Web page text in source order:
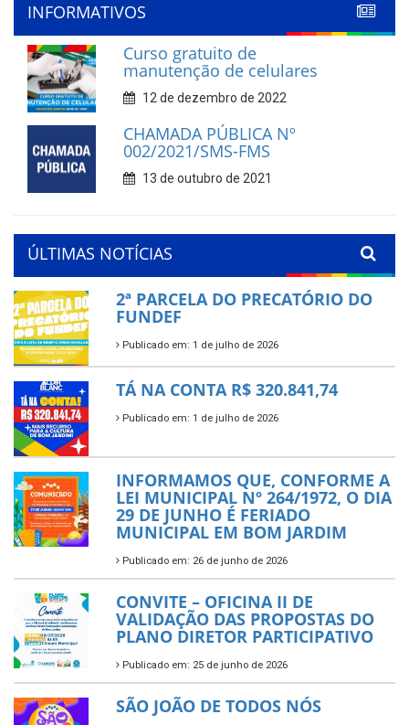
INFORMATIVOS
Curso gratuito de
manutenção de celulares
12 de dezembro de 2022
CHAMADA PÚBLICA Nº
002/2021/SMS-FMS
13 de outubro de 2021
ÚLTIMAS NOTÍCIAS
2ª PARCELA DO PRECATÓRIO DO
FUNDEF
Publicado em: 1 de julho de 2026
TÁ NA CONTA R$ 320.841,74
Publicado em: 1 de julho de 2026
INFORMAMOS QUE, CONFORME A
LEI MUNICIPAL Nº 264/1972, O DIA
29 DE JUNHO É FERIADO
MUNICIPAL EM BOM JARDIM
Publicado em: 26 de junho de 2026
CONVITE – OFICINA II DE
VALIDAÇÃO DAS PROPOSTAS DO
PLANO DIRETOR PARTICIPATIVO
Publicado em: 25 de junho de 2026
SÃO JOÃO DE TODOS NÓS